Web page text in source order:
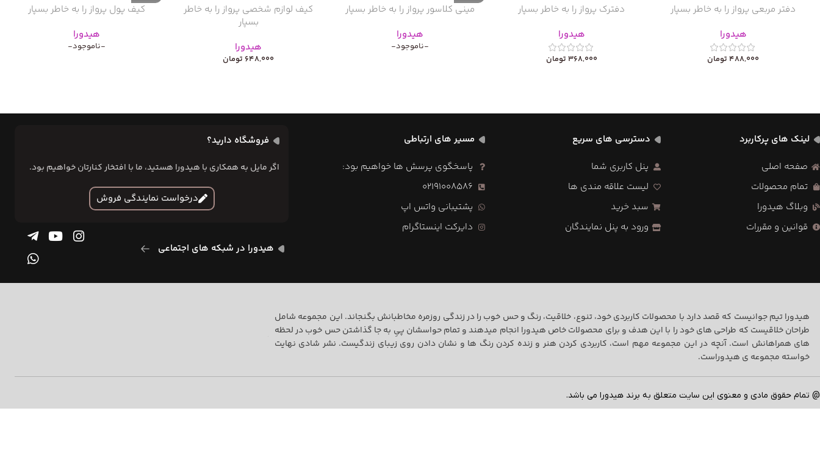
دفتر مربعی پرواز را به خاطر بسپار
هیدورا
488,000 تومان
دفترک پرواز را به خاطر بسپار
هیدورا
368,000 تومان
ناموجود
مینی کلاسور پرواز را به خاطر بسپار
هیدورا
-ناموجود-
کیف لوازم شخصی پرواز را به خاطر
بسپار
هیدورا
648,000 تومان
ناموجودکیف پول پرواز را به خاطر بسپار
هیدورا
-ناموجود-
لینک های پرکاربرد
صفحه اصلی
تمام محصولات
وبلاگ هیدورا
قوانین و مقررات
دسترسی های سریع
پنل کاربری شما
لیست علاقه مندی ها
سبد خرید
ورود به پنل نمایندگان
مسیر های ارتباطی
پاسخگوی پرسش ها خواهیم بود:
02191008586
پشتیبانی واتس اپ
دایرکت اینستاگرام
فروشگاه دارید؟
اگر مایل به همکاری با هیدورا هستید، ما با افتخار کنارتان خواهیم بود.
درخواست نمایندگی فروش
هیدورا در شبکه های اجتماعی
هیدورا تیم جوانیست که قصد دارد با محصولات کاربردی خود، تنوع، خلاقیت، رنگ و حس خوب را در زندگی روزمره مخاطبانش بگنجاند. این مجموعه شامل
طراحان خلاقیست که طراحی های خود را با این هدف و برای محصولات خاص هیدورا انجام میدهند و تمام حواسشان پیِ به جا گذاشتن حس خوب در لحظه
های همراهانش است. آنچه در این مجموعه مهم است، کاربردی کردن هنر و زنده کردن رنگ ها و نشان دادن روی زیبای زندگیست. نشر شادی نهایت
خواسته مجموعه ی هیدوراست.
@ تمام حقوق مادی و معنوی این سایت متعلق به برند هیدورا می باشد.